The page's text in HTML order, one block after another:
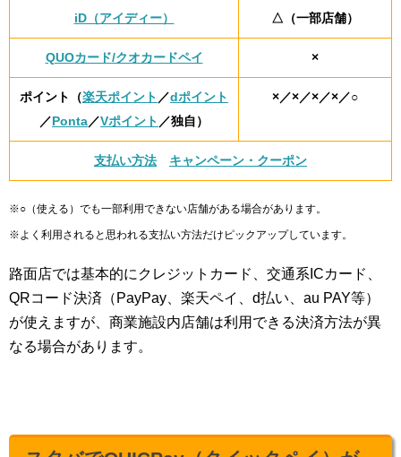
iD（アイディー） △（一部店舗）
QUOカード/クオカードペイ ×
ポイント（楽天ポイント ／dポイント
／Ponta／Vポイント ／独自）
×／×／×／×／○
支払い方法 キャンペーン・クーポン
※○（使える）でも一部利用できない店舗がある場合があります。
※よく利用されると思われる支払い方法だけピックアップしています。
路面店では基本的にクレジットカード、交通系ICカード、
QRコード決済（PayPay、楽天ペイ、d払い、au PAY等）
が使えますが、商業施設内店舗は利用できる決済方法が異
なる場合があります。